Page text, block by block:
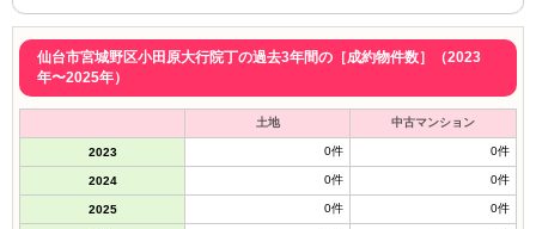
仙台市宮城野区小田原大行院丁の過去3年間の［成約物件数］（2023
年〜2025年）
土地 中古マンション
2023 0件 0件
2024 0件 0件
2025 0件 0件